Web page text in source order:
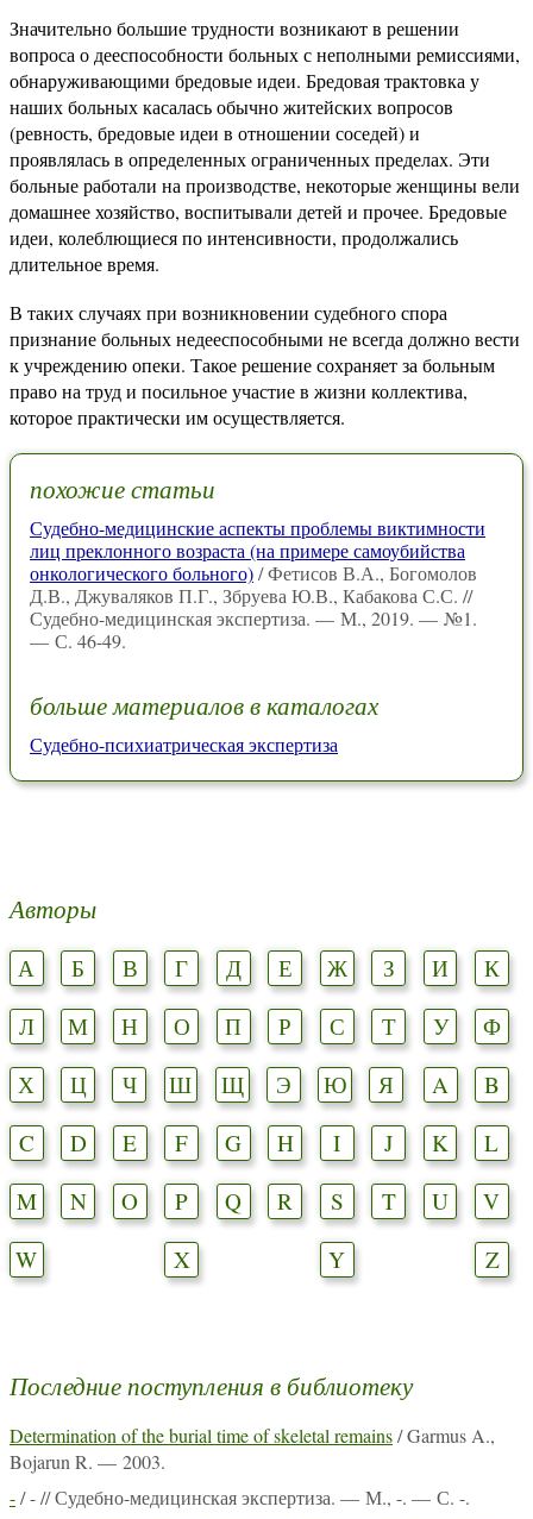
Значительно большие трудности возникают в решении
вопроса о дееспособности больных с неполными ремиссиями,
обнаруживающими бредовые идеи. Бредовая трактовка у
наших больных касалась обычно житейских вопросов
(ревность, бредовые идеи в отношении соседей) и
проявлялась в определенных ограниченных пределах. Эти
больные работали на производстве, некоторые женщины вели
домашнее хозяйство, воспитывали детей и прочее. Бредовые
идеи, колеблющиеся по интенсивности, продолжались
длительное время.
В таких случаях при возникновении судебного спора
признание больных недееспособными не всегда должно вести
к учреждению опеки. Такое решение сохраняет за больным
право на труд и посильное участие в жизни коллектива,
которое практически им осуществляется.
похожие статьи
Судебно-медицинские аспекты проблемы виктимности
лиц преклонного возраста (на примере самоубийства
онкологического больного)/ Фетисов В.А., Богомолов
Д.В., Джуваляков П.Г., Збруева Ю.В., Кабакова С.С. //
Судебно-медицинская экспертиза. — М., 2019. — №1.
— С. 46-49.
больше материалов в каталогах
Судебно-психиатрическая экспертиза
Авторы
А Б В Г Д Е Ж З И
К
Л
М Н О П Р С Т У
Ф
Х
Ц Ч Ш Щ Э Ю Я A
B
C
D E F G H I J K
L
M
N O P Q R S T U
V
W
X Y Z
Последние поступления в библиотеку
Determination of the burial time of skeletal remains/ Garmus A.,
Bojarun R. — 2003.
-/ - // Судебно-медицинская экспертиза. — М., -. — С. -.